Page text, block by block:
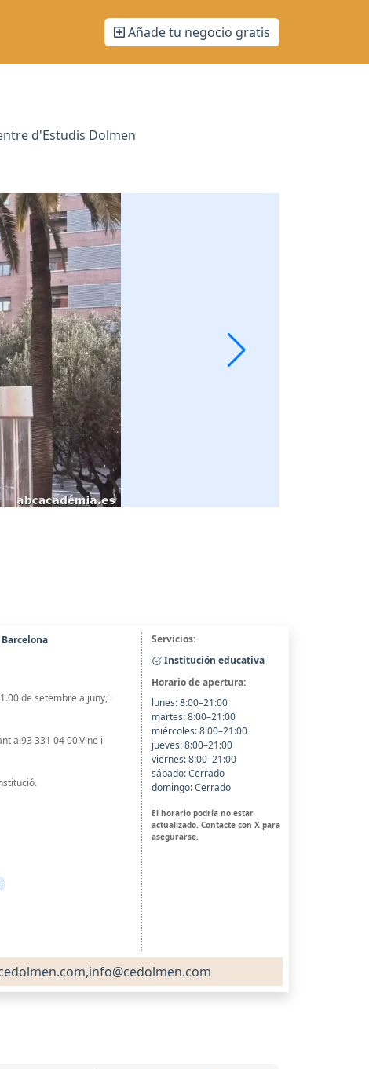
Añade tu negocio gratis
d'Estudis Dolmen
de setembre a juny, i
al93 331 04 00.Vine i
Servicios:
Institución educativa
Horario de apertura:
lunes: 8:00–21:00
martes: 8:00–21:00
miércoles: 8:00–21:00
jueves: 8:00–21:00
viernes: 8:00–21:00
sábado: Cerrado
domingo: Cerrado
El horario podría no estar
actualizado. Contacte con X para
asegurarse.